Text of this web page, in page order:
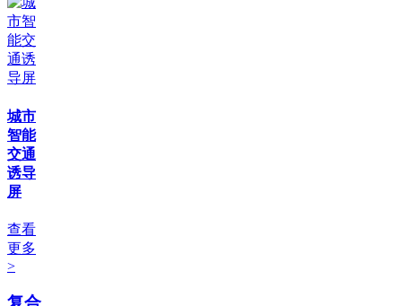
城市
智能
交通
诱导
屏
查看
更多
>